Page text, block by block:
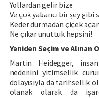
Yollardan gelir bize
Ve çok yabancı bir şey
Keder durmadan çiçek
Ne çıkar unuttuk hepsini!
Yeniden Seçim ve Alınan
Martin Heidegger,
nedenini yitimsellik
dolayısıyla da tarihsellik
olanak olarak da